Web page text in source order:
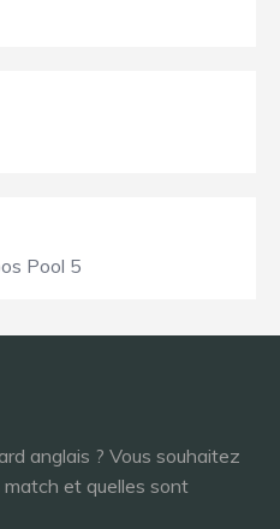
Pool 5
anglais ? Vous souhaitez
et quelles sont